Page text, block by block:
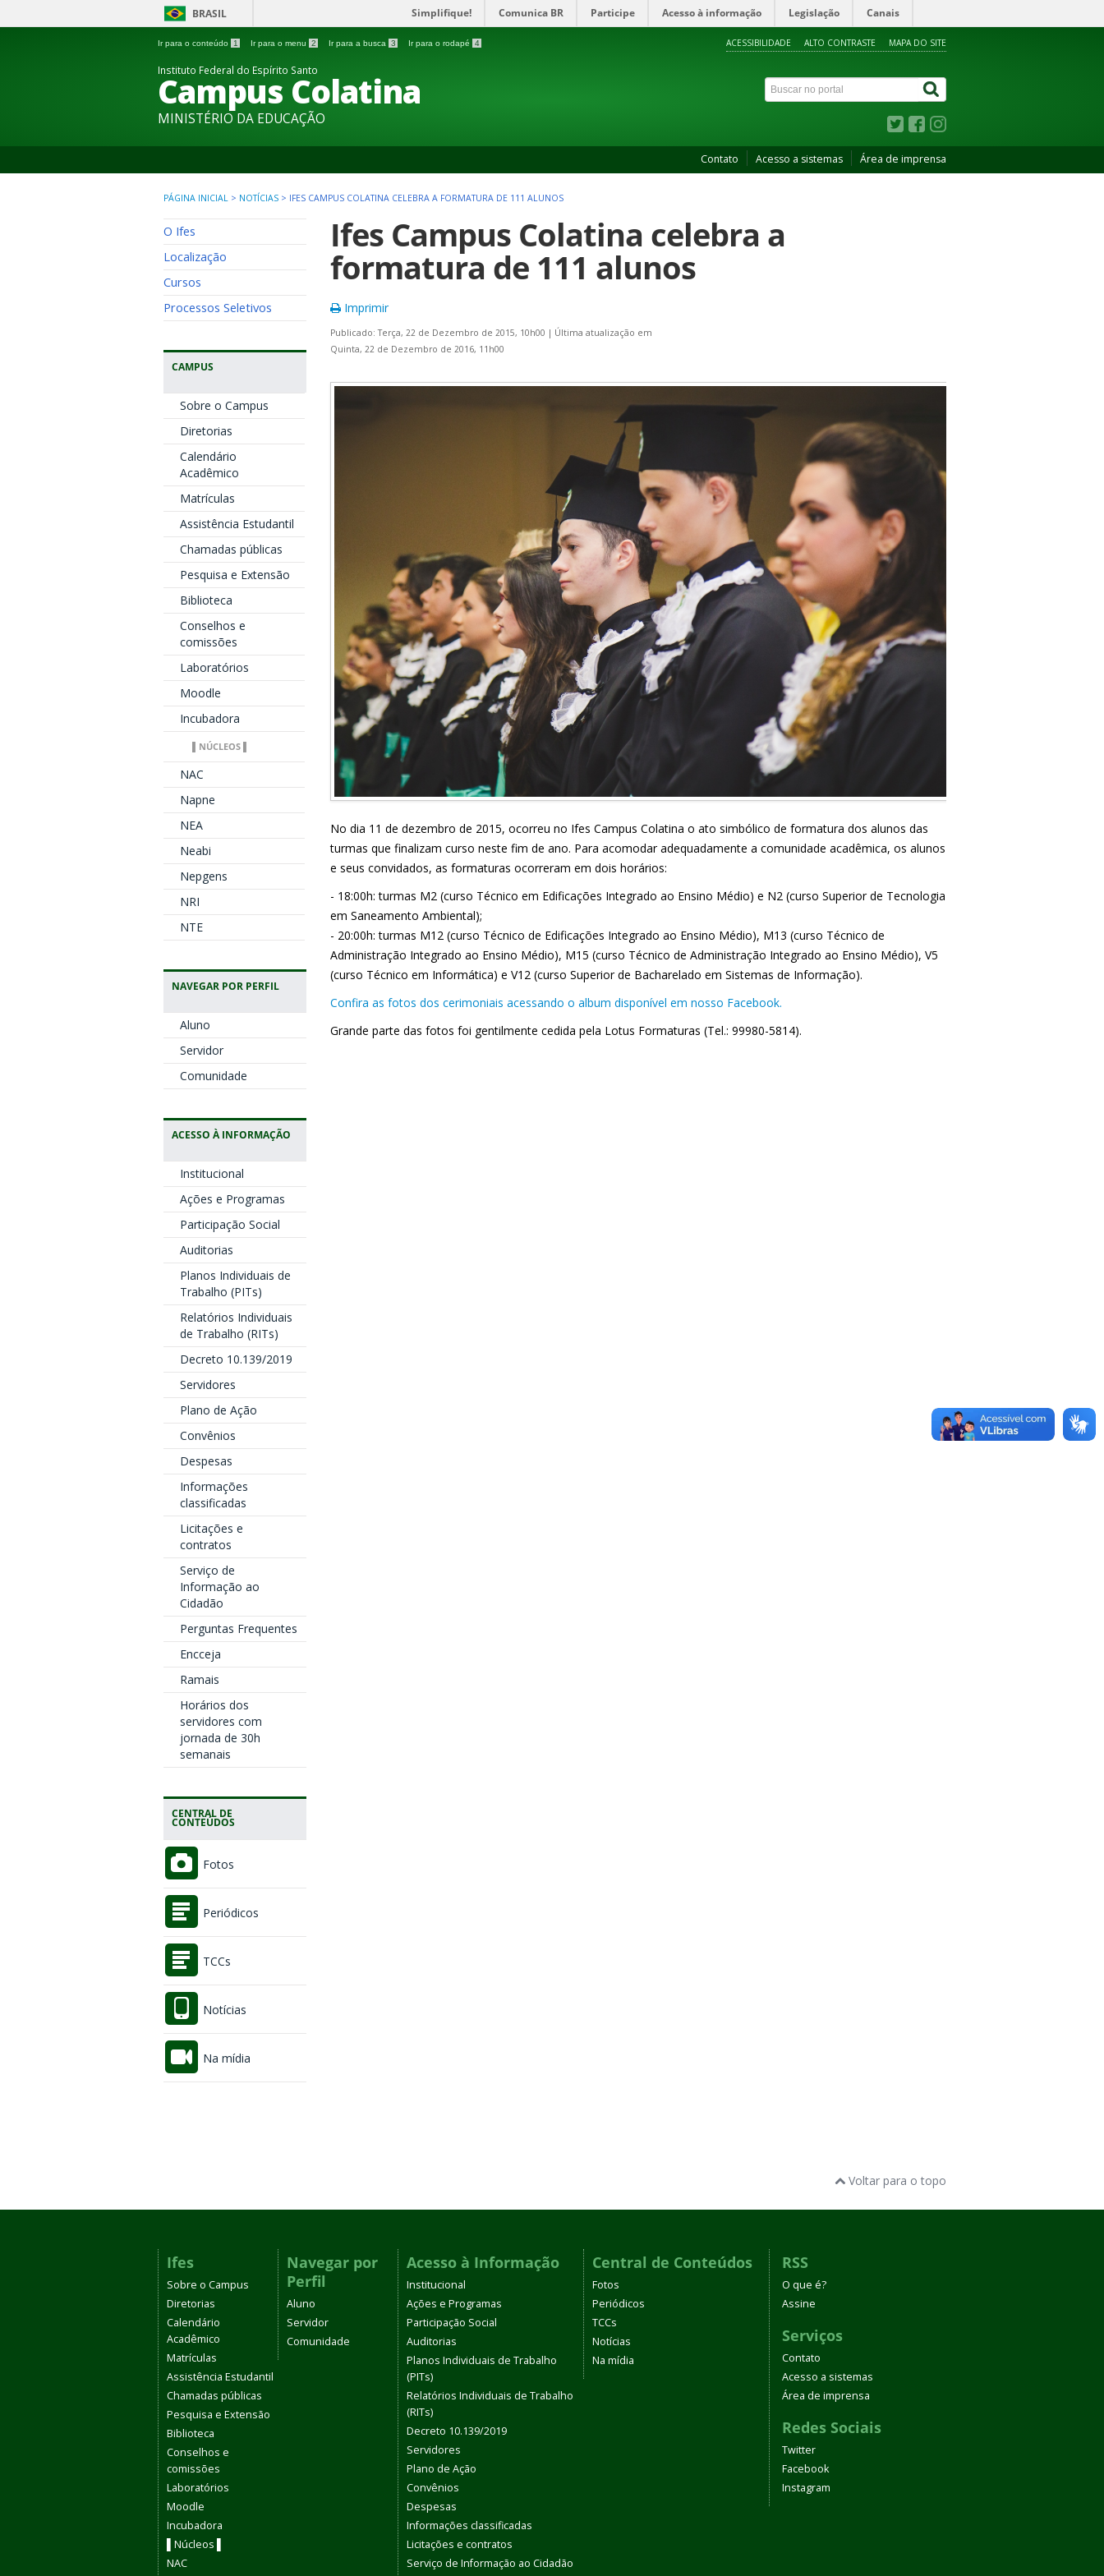
BRASIL Simplifique! Comunica BR Participe Acesso à informação Legislação Canais
Ir para o conteúdo 1 Ir para o menu 2 Ir para a busca 3 Ir para o rodapé 4 ACESSIBILIDADE ALTO CONTRASTE MAPA DO SITE
Instituto Federal do Espírito Santo
Campus Colatina
MINISTÉRIO DA EDUCAÇÃO
Contato Acesso a sistemas Área de imprensa
PÁGINA INICIAL > NOTÍCIAS > IFES CAMPUS COLATINA CELEBRA A FORMATURA DE 111 ALUNOS
O Ifes
Localização
Cursos
Processos Seletivos
CAMPUS
Sobre o Campus
Diretorias
Calendário
Acadêmico
Matrículas
Assistência Estudantil
Chamadas públicas
Pesquisa e Extensão
Biblioteca
Conselhos e
comissões
Laboratórios
Moodle
Incubadora
▌NÚCLEOS ▌
NAC
Napne
NEA
Neabi
Nepgens
NRI
NTE
NAVEGAR POR PERFIL
Aluno
Servidor
Comunidade
ACESSO À INFORMAÇÃO
Institucional
Ações e Programas
Participação Social
Auditorias
Planos Individuais de
Trabalho (PITs)
Relatórios Individuais
de Trabalho (RITs)
Decreto 10.139/2019
Servidores
Plano de Ação
Convênios
Despesas
Informações
classificadas
Licitações e
contratos
Serviço de
Informação ao
Cidadão
Perguntas Frequentes
Encceja
Ramais
Horários dos
servidores com
jornada de 30h
semanais
CENTRAL DE
CONTEÚDOS
Fotos
Periódicos
TCCs
Notícias
Na mídia
Ifes Campus Colatina celebra a
formatura de 111 alunos
Imprimir
Publicado: Terça, 22 de Dezembro de 2015, 10h00 | Última atualização em
Quinta, 22 de Dezembro de 2016, 11h00
No dia 11 de dezembro de 2015, ocorreu no Ifes Campus Colatina o ato simbólico de formatura dos alunos das
turmas que finalizam curso neste fim de ano. Para acomodar adequadamente a comunidade acadêmica, os alunos
e seus convidados, as formaturas ocorreram em dois horários:
- 18:00h: turmas M2 (curso Técnico em Edificações Integrado ao Ensino Médio) e N2 (curso Superior de Tecnologia
em Saneamento Ambiental);
- 20:00h: turmas M12 (curso Técnico de Edificações Integrado ao Ensino Médio), M13 (curso Técnico de
Administração Integrado ao Ensino Médio), M15 (curso Técnico de Administração Integrado ao Ensino Médio), V5
(curso Técnico em Informática) e V12 (curso Superior de Bacharelado em Sistemas de Informação).
Confira as fotos dos cerimoniais acessando o album disponível em nosso Facebook.
Grande parte das fotos foi gentilmente cedida pela Lotus Formaturas (Tel.: 99980-5814).
Voltar para o topo
Ifes
Sobre o Campus
Diretorias
Calendário
Acadêmico
Matrículas
Assistência Estudantil
Chamadas públicas
Pesquisa e Extensão
Biblioteca
Conselhos e
comissões
Laboratórios
Moodle
Incubadora
▌Núcleos ▌
NAC
Navegar por
Perfil
Aluno
Servidor
Comunidade
Acesso à Informação
Institucional
Ações e Programas
Participação Social
Auditorias
Planos Individuais de Trabalho
(PITs)
Relatórios Individuais de Trabalho
(RITs)
Decreto 10.139/2019
Servidores
Plano de Ação
Convênios
Despesas
Informações classificadas
Licitações e contratos
Serviço de Informação ao Cidadão
Central de Conteúdos
Fotos
Periódicos
TCCs
Notícias
Na mídia
RSS
O que é?
Assine
Serviços
Contato
Acesso a sistemas
Área de imprensa
Redes Sociais
Twitter
Facebook
Instagram